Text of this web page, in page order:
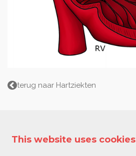
terug naar Hartziekten
This website uses cookies